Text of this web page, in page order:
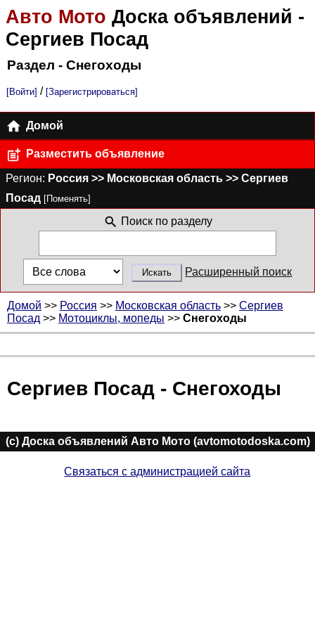
Авто Мото Доска объявлений -
Сергиев Посад
Раздел - Снегоходы
[Войти] / [Зарегистрироваться]
Домой
Разместить объявление
Регион: Россия >> Московская область >> Сергиев
Посад [Поменять]
Поиск по разделу
Расширенный поиск
Домой >> Россия >> Московская область >> Сергиев
Посад >> Мотоциклы, мопеды >> Снегоходы
Сергиев Посад - Снегоходы
(c) Доска объявлений Авто Мото (avtomotodoska.com)
Связаться с администрацией сайта